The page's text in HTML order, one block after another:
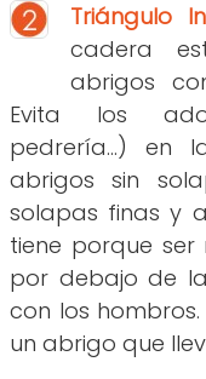
Triángulo
cadera
abrigos
Evita los
pedrería...) en
abrigos sin
solapas finas y
tiene porque ser
por debajo de
con los
un abrigo que